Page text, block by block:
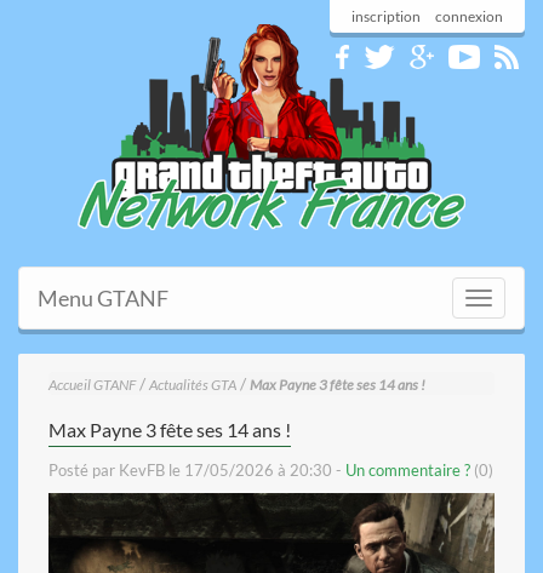
inscription connexion
Toggle
Menu GTANF
Accueil GTANF/ Actualités GTA / Max Payne 3 fête ses 14 ans !
Max Payne 3 fête ses 14 ans !
Posté par KevFB le 17/05/2026 à 20:30 - Un commentaire ? (0)